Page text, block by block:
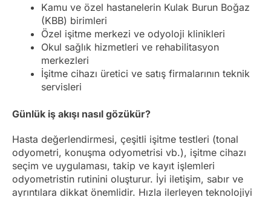
Kamu ve özel hastanelerin Kulak Burun Boğaz
(KBB) birimleri
Özel işitme merkezi ve odyoloji klinikleri
Okul sağlık hizmetleri ve rehabilitasyon
merkezleri
İşitme cihazı üretici ve satış firmalarının teknik
servisleri
Günlük iş akışı nasıl gözükür?
Hasta değerlendirmesi, çeşitli işitme testleri (tonal
odyometri, konuşma odyometrisi vb.), işitme cihazı
seçim ve uygulaması, takip ve kayıt işlemleri
odyometristin rutinini oluşturur. İyi iletişim, sabır ve
ayrıntılara dikkat önemlidir. Hızla ilerleyen teknolojiyi